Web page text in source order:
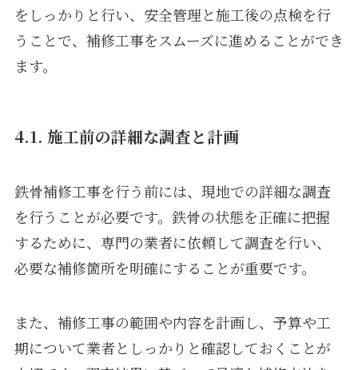
をしっかりと行い、安全管理と施工後の点検を行
うことで、補修工事をスムーズに進めることができ
ます。
4.1. 施工前の詳細な調査と計画
鉄骨補修工事を行う前には、現地での詳細な調査
を行うことが必要です。鉄骨の状態を正確に把握
するために、専門の業者に依頼して調査を行い、
必要な補修箇所を明確にすることが重要です。
また、補修工事の範囲や内容を計画し、予算や工
期について業者としっかりと確認しておくことが